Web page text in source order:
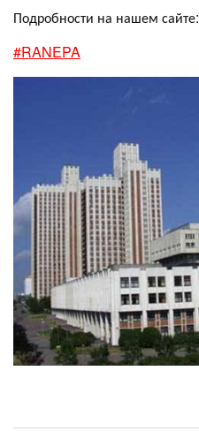
Подробности на нашем сайте:
#RANEPA